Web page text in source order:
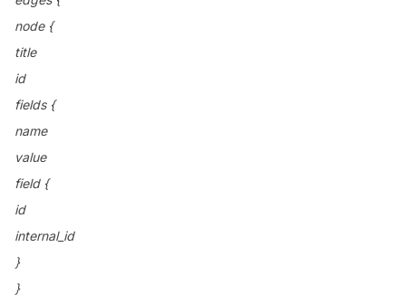
node {
title
id
fields {
name
value
field {
id
internal_id
}
}